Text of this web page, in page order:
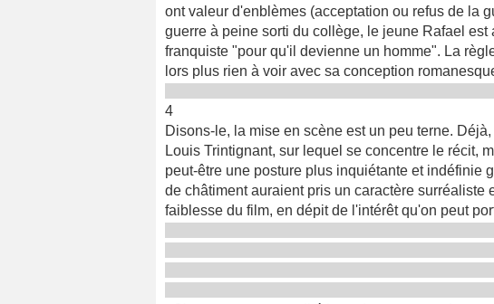
ont valeur d'enblèmes (acceptation ou refus de la
guerre à peine sorti du collège, le jeune Rafael
franquiste "pour qu'il devienne un homme". La
lors plus rien à voir avec sa conception
4
Disons-le, la mise en scène est un peu terne.
Louis Trintignant, sur lequel se concentre le récit,
peut-être une posture plus inquiétante et indéfinie
de châtiment auraient pris un caractère surréaliste
faiblesse du film, en dépit de l'intérêt qu'on peut